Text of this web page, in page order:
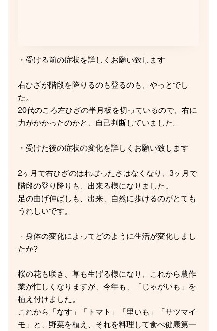
・受ける前の症状を詳しくお願い致します
右ひざが階段を降りるのも登るのも、やっとでし
た。
20代のころ左ひざの半月板を切っているので、右に
力がかかったのかと、自己判断していました。
・受けた後の症状の変化を詳しくお願い致します
2ヶ月で右ひざのはれぼったさはなくなり、3ヶ月で
階段の登り降りも、出来る様になりました。
足の曲げ伸ばしも、出来、自然に歩けるのがとても
うれしいです。
・身体の変化によってどのように生活が変化しまし
たか?
桜の花も咲き、草も生げる様になり、これから農作
業が忙しくなりますが、今年も、「じゃがいも」を
植え付けました。
これから「なす」「トマト」「里いも」「サツマイ
モ」と、野菜を植え、それを料理して食べ健康第一